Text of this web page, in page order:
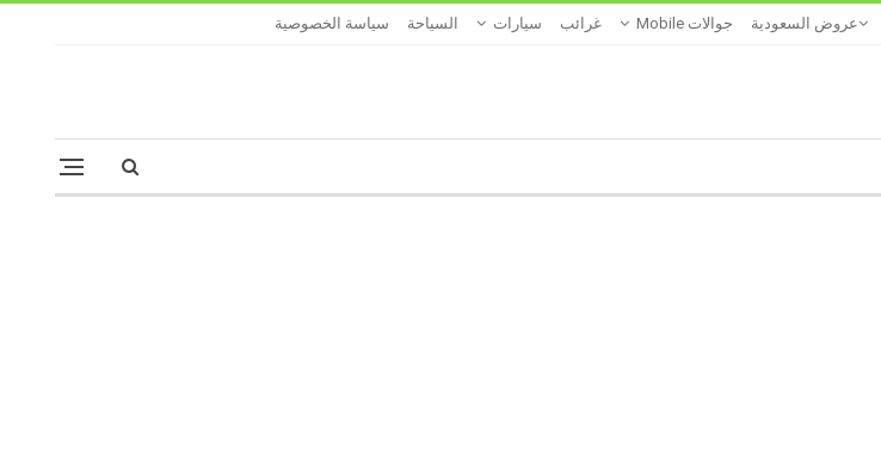
عروض السعودية جوالات Mobile غرائب سيارات السياحة سياسة الخصوصية